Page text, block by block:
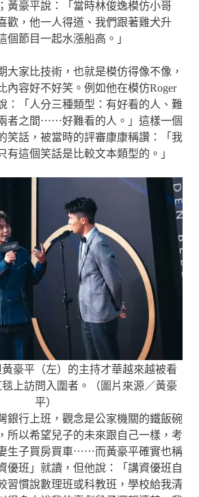
黃豪平說：「當時林俊逸模仿小哥
歡，他一人得道、我們跟著雞犬升
個節目一起水漲船高。」
大家比技術，也就是模仿得像不像，
內容好不好笑。例如他在模仿Roger
：「人分三種類型：有好看的人、難
者之間⋯⋯好難看的人。」這樣一個
笑話，被當時的評審康康稱讚：「我
有這個笑話是比較文本類型的。」
豪平（左）的主持才華越來越被看
上訪問入圍者。（圖片來源／黃豪
平）
銀行上班，觀念是公家機關的鐵飯碗
所以希望兒子的未來跟自己一樣，考
生子買房買車⋯⋯而黃豪平確實也稱
優班」就讀，但他說：「講資優班自
習慣說數理班或科教班，學校給我清